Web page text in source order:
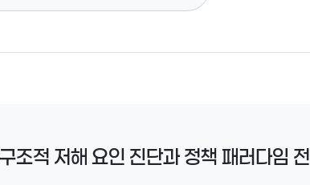
조적 저해 요인 진단과 정책 패러다임 전